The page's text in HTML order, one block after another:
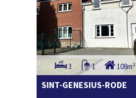
3 1 108m²
SINT-GENESIUS-RODE